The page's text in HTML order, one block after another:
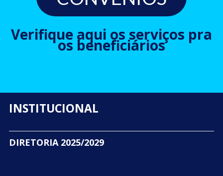
Verifique aqui os serviços pra
os beneficiários
INSTITUCIONAL
DIRETORIA 2025/2029